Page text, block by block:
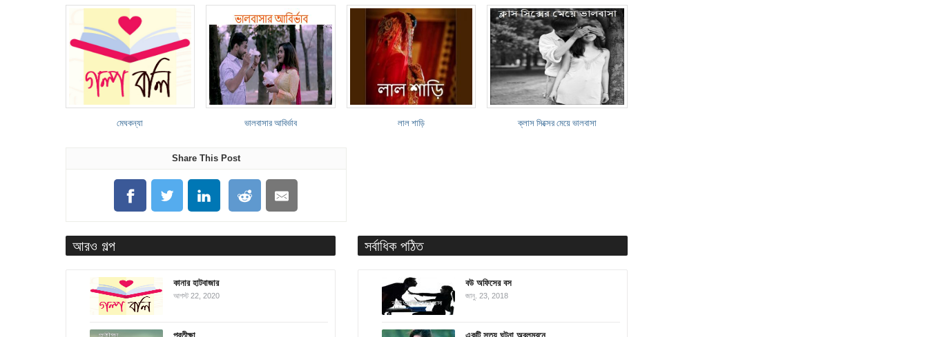
মেঘকন্যা ভালবাসার আবির্ভাব লাল শাড়ি ক্লাস সিক্সের মেয়ে ভালবাসা
Share This Post
আরও গল্প
কানার হাটবাজার
আগস্ট 22, 2020
সর্বাধিক পঠিত
বউ অফিসের বস
জানু. 23, 2018